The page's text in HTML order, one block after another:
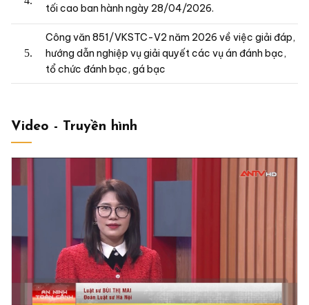
tối cao ban hành ngày 28/04/2026.
Công văn 851/VKSTC-V2 năm 2026 về việc giải đáp,
hướng dẫn nghiệp vụ giải quyết các vụ án đánh bạc,
tổ chức đánh bạc, gá bạc
Video - Truyền hình